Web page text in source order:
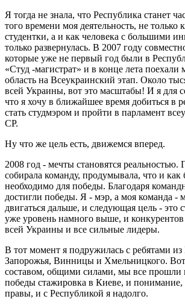
Я тогда не знала, что Республика станет
того времени моя деятельность, не только
студентки, а и как человека с большими
только развернулась. В 2007 году
которые уже не первый год были в
«Студ -магистрат» и в конце лета поехали
область на Всеукраинский этап. Около
всей Украины, вот это масштабы! И я для
что я хочу в ближайшее время добиться в
стать студмэром и пройти в парламент
СР.
Ну что же цель есть, движемся вперед.
2008 год - мечты становятся реальностью.
собирала команду, продумывала, что и как
необходимо для победы. Благодаря
достигли победы. Я - мэр, а моя команда -
двигаться дальше, и следующая цель - это
уже уровень намного выше, и конкурентов
всей Украины и все сильные лидеры.
В тот момент я подружилась с ребятами из
Запорожья, Винницы и Хмельницкого.
составом, общими силами, мы все прошли
победы стажировка в Киеве, и понимание,
правы, и с Республикой я надолго.